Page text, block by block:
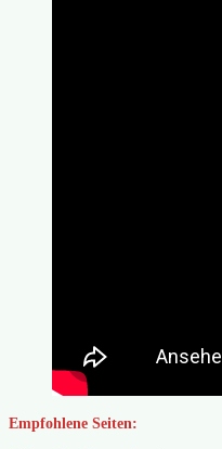
Empfohlene Seiten: